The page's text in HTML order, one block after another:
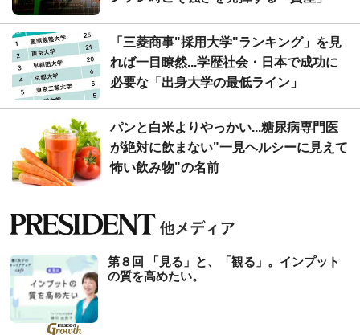
「三菱商事"採用大学"ランキング」を見
れば一目瞭然...学歴社会・日本で成功に
必要な「出身大学の最低ライン」
パンと白米よりやっかい...糖尿病専門医
が絶対に飲まない"一見ヘルシーに見えて
怖い飲み物"の名前
第８回 「見る」と、「観る」。インプット
の質を高めたい。